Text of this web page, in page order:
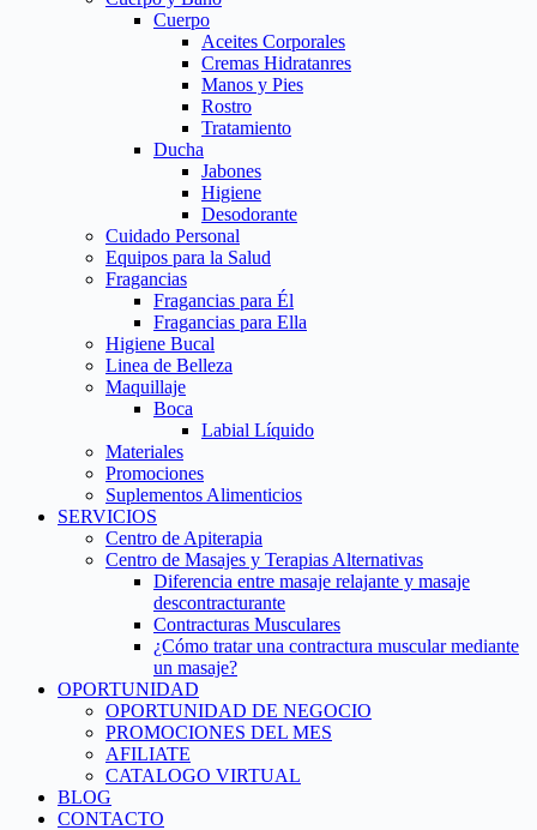
Cuerpo
Aceites Corporales
Cremas Hidratanres
Manos y Pies
Rostro
Tratamiento
Ducha
Jabones
Higiene
Desodorante
Cuidado Personal
Equipos para la Salud
Fragancias
Fragancias para Él
Fragancias para Ella
Higiene Bucal
Linea de Belleza
Maquillaje
Boca
Labial Líquido
Materiales
Promociones
Suplementos Alimenticios
SERVICIOS
Centro de Apiterapia
Centro de Masajes y Terapias Alternativas
Diferencia entre masaje relajante y masaje
descontracturante
Contracturas Musculares
¿Cómo tratar una contractura muscular mediante
un masaje?
OPORTUNIDAD
OPORTUNIDAD DE NEGOCIO
PROMOCIONES DEL MES
AFILIATE
CATALOGO VIRTUAL
BLOG
CONTACTO